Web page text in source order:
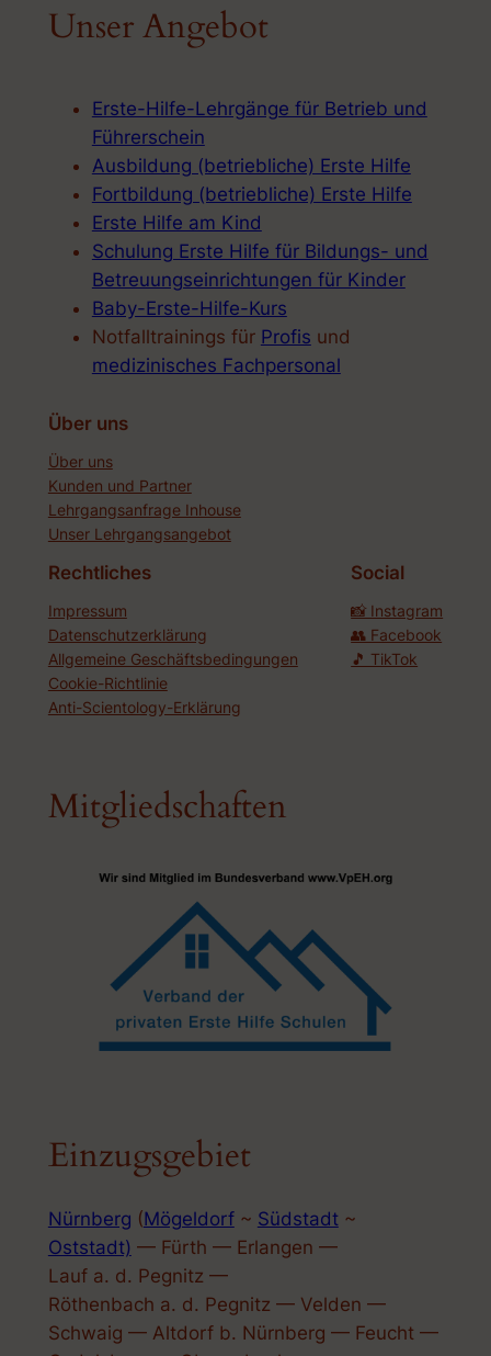
Unser Angebot
Erste-Hilfe-Lehrgänge für Betrieb und
Führerschein
Ausbildung (betriebliche) Erste Hilfe
Fortbildung (betriebliche) Erste Hilfe
Erste Hilfe am Kind
Schulung Erste Hilfe für Bildungs- und
Betreuungseinrichtungen für Kinder
Baby-Erste-Hilfe-Kurs
Notfalltrainings für Profis und
medizinisches Fachpersonal
Über uns
Über uns
Kunden und Partner
Lehrgangsanfrage Inhouse
Unser Lehrgangsangebot
Rechtliches
Impressum
Datenschutzerklärung
Allgemeine Geschäftsbedingungen
Cookie-Richtlinie
Anti-Scientology-Erklärung
Social
📸 Instagram
👥 Facebook
🎵 TikTok
Mitgliedschaften
Einzugsgebiet
Nürnberg (Mögeldorf~ Südstadt ~
Oststadt) — Fürth — Erlangen —
Lauf a. d. Pegnitz —
Röthenbach a. d. Pegnitz — Velden —
Schwaig — Altdorf b. Nürnberg — Feucht —